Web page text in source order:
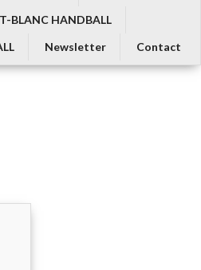
BLANC HANDBALL
Newsletter Contact